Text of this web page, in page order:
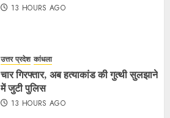
13 HOURS AGO
उत्तर प्रदेश कांधला
चार गिरफ्तार, अब हत्याकांड की गुत्थी सुलझाने
में जुटी पुलिस
13 HOURS AGO